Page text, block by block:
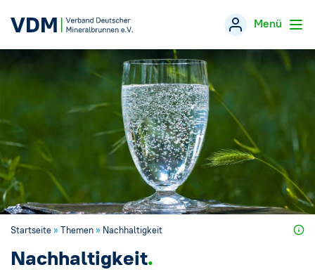
Menü
Verband
→
Öffentlichkeitsarbeit
Veranstaltungen
Presse
Startseite» Themen» Nachhaltigkeit
Nachhaltigkeit